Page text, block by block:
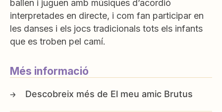
ballen i juguen amb músiques d’acordió
interpretades en directe, i com fan participar en
les danses i els jocs tradicionals tots els infants
que es troben pel camí.
Més informació
El meu amic Brutus